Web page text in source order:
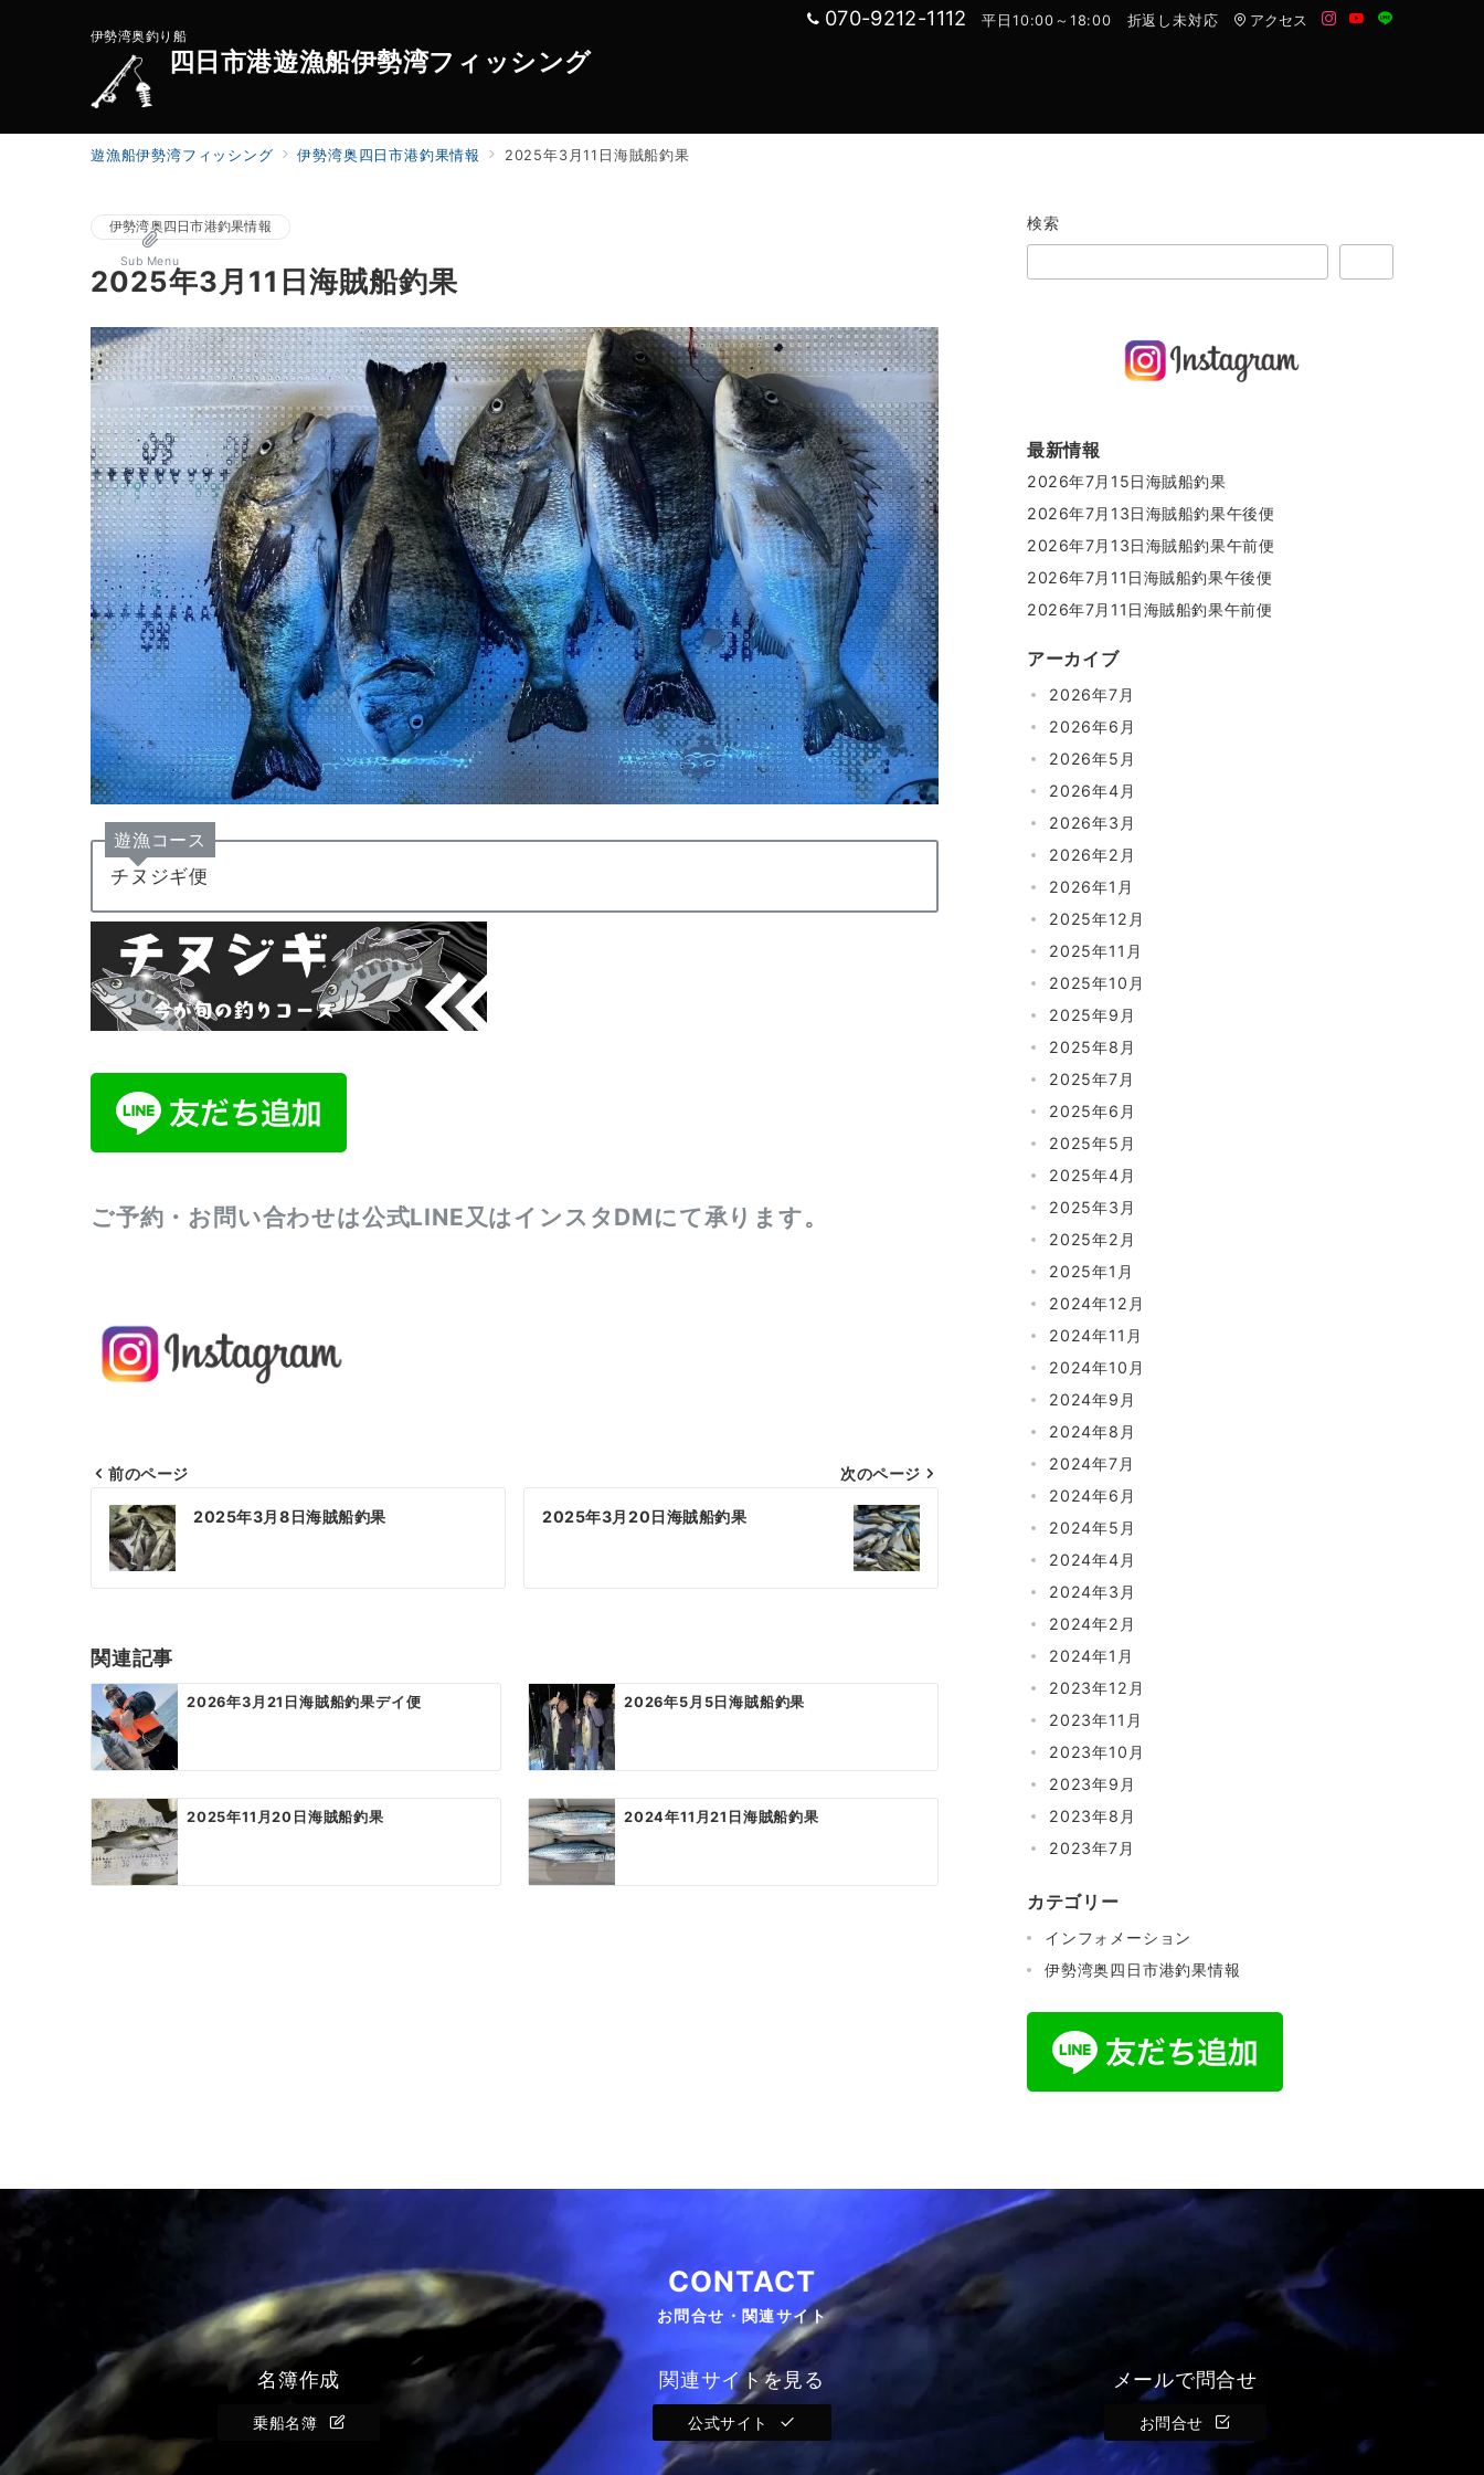
070-9212-1112 平日10:00～18:00 折返し未対応 アクセス
伊勢湾奥釣り船
四日市港遊漁船伊勢湾フィッシング
Sub Menu
遊漁船伊勢湾フィッシング 伊勢湾奥四日市港釣果情報 2025年3月11日海賊船釣果
伊勢湾奥四日市港釣果情報
2025年3月11日海賊船釣果
遊漁コース
チヌジギ便
ご予約・お問い合わせは公式LINE又はインスタDMにて承ります。
投
稿
ナ
ゲ
ー
シ
ョ
ン
前のページ
2025年3月8日海賊船釣果
次のページ
2025年3月20日海賊船釣果
関連記事
2026年3月21日海賊船釣果デイ便 2026年5月5日海賊船釣果
2025年11月20日海賊船釣果 2024年11月21日海賊船釣果
検索
最新情報
2026年7月15日海賊船釣果
2026年7月13日海賊船釣果午後便
2026年7月13日海賊船釣果午前便
2026年7月11日海賊船釣果午後便
2026年7月11日海賊船釣果午前便
アーカイブ
2026年7月
2026年6月
2026年5月
2026年4月
2026年3月
2026年2月
2026年1月
2025年12月
2025年11月
2025年10月
2025年9月
2025年8月
2025年7月
2025年6月
2025年5月
2025年4月
2025年3月
2025年2月
2025年1月
2024年12月
2024年11月
2024年10月
2024年9月
2024年8月
2024年7月
2024年6月
2024年5月
2024年4月
2024年3月
2024年2月
2024年1月
2023年12月
2023年11月
2023年10月
2023年9月
2023年8月
2023年7月
カテゴリー
インフォメーション
伊勢湾奥四日市港釣果情報
CONTACT
お問合せ・関連サイト
名簿作成
乗船名簿
関連サイトを見る
公式サイト
メールで問合せ
お問合せ